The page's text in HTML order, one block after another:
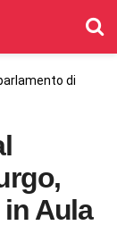
di
in Aula